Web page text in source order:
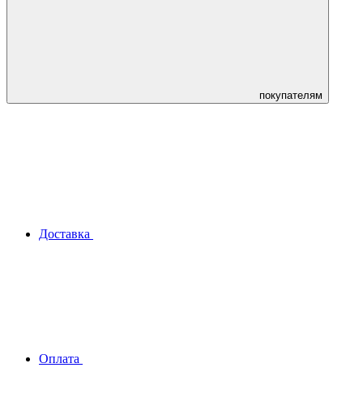
покупателям
Доставка
Оплата